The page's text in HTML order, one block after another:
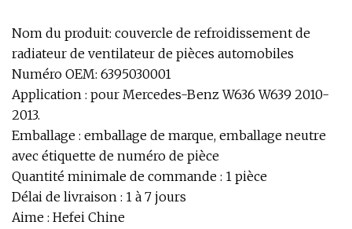
Nom du produit: couvercle de refroidissement de
radiateur de ventilateur de pièces automobiles
Numéro OEM: 6395030001
Application : pour Mercedes-Benz W636 W639 2010-
2013.
Emballage : emballage de marque, emballage neutre
avec étiquette de numéro de pièce
Quantité minimale de commande : 1 pièce
Délai de livraison : 1 à 7 jours
Aime : Hefei Chine